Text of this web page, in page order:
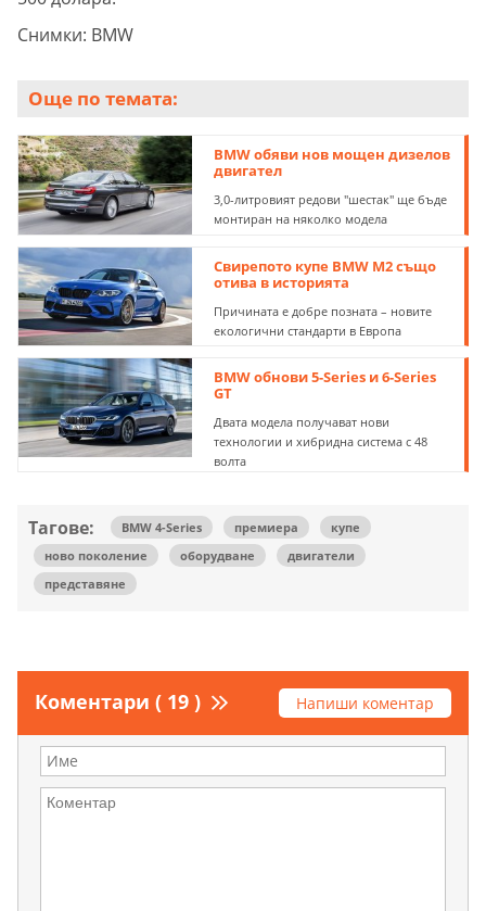
Снимки: BMW
Още по темата:
BMW обяви нов мощен дизелов
двигател
3,0-литровият редови "шестак" ще бъде
монтиран на няколко модела
Свирепото купе BMW M2 също
отива в историята
Причината е добре позната – новите
екологични стандарти в Европа
BMW обнови 5-Series и 6-Series
GT
Двата модела получават нови
технологии и хибридна система с 48
волта
Тагове: BMW 4-Series премиера
купе
ново поколение
оборудване
двигатели
представяне
Коментари ( 19 ) Напиши коментар